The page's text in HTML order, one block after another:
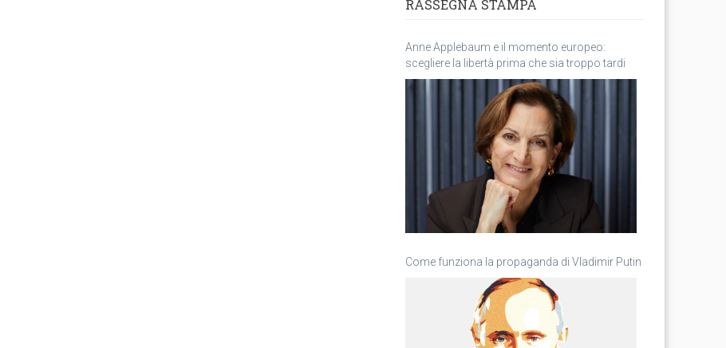
RASSEGNA STAMPA
Anne Applebaum e il momento europeo:
scegliere la libertà prima che sia troppo tardi
Come funziona la propaganda di Vladimir Putin